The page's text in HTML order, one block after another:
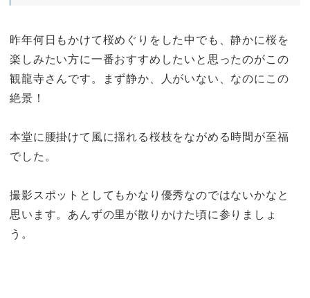
昨年何日もかけて桜めぐりをした中でも、静かに桜を
楽しみたい方に一番おすすめしたいと思ったのがこの
観龍寺さんです。まず静か、人がいない、なのにこの
絶景！
本堂に腰掛けて風に揺れる桜枝をながめる時間が至福
でした。
撮影スポットとしてもかなり優秀なのではないかなと
思います。あんずの里が散りかけた頃に参りましょ
う。